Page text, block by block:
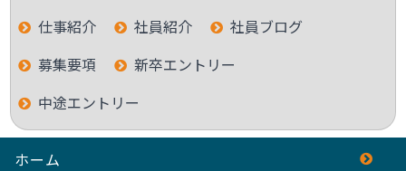
仕事紹介
社員紹介
社員ブログ
募集要項
新卒エントリー
中途エントリー
ホーム